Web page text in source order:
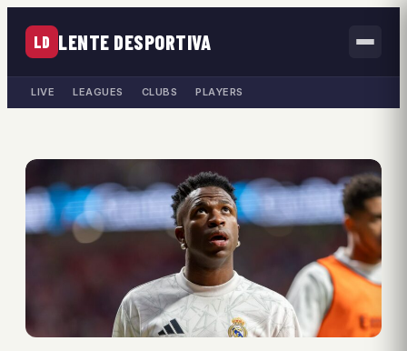
LD LENTE DESPORTIVA
LIVE LEAGUES CLUBS PLAYERS